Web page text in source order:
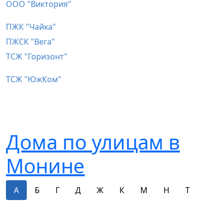
ООО "Виктория"
ПЖК "Чайка"
ПЖСК "Вега"
ТСЖ "Горизонт"
ТСЖ "ЮжКом"
Дома по улицам в
Монине
А Б Г Д Ж К М Н
Т